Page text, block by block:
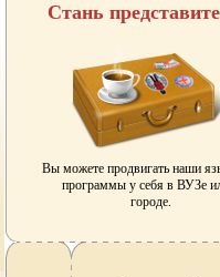
Стань
Вы можете продвигать наши
программы у себя в ВУЗе
городе.